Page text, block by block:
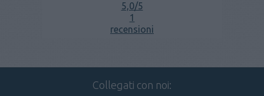
5,0/5
1
recensioni
Collegati con noi: